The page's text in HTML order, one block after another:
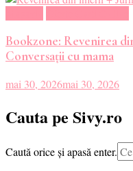
Bookzone: Revenirea
Conversații cu mama
mai 30, 2026mai 30, 2026
Cauta pe Sivy.ro
Cauți
Caută orice și apasă enter.